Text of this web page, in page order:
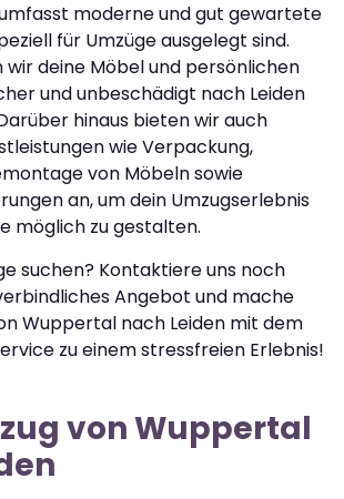
moderne und gut gewartete
für Umzüge ausgelegt sind.
wir deine Möbel und persönlichen
und unbeschädigt nach Leiden
hinaus bieten wir auch
wie Verpackung,
von Möbeln sowie
an, um dein Umzugserlebnis
möglich zu gestalten.
suchen? Kontaktiere uns noch
Angebot und mache
Wuppertal nach Leiden mit dem
zu einem stressfreien Erlebnis!
von Wuppertal